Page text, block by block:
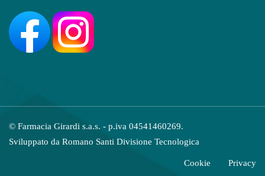
© Farmacia Girardi s.a.s. - p.iva 04541460269.
Sviluppato da Romano Santi Divisione Tecnologica
Cookie Privacy